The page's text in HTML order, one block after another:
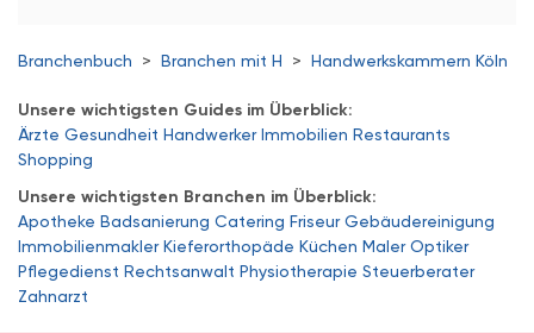
Branchenbuch > Branchen mit H > Handwerkskammern Köln
Unsere wichtigsten Guides im Überblick:
Ärzte Gesundheit Handwerker Immobilien Restaurants
Shopping
Unsere wichtigsten Branchen im Überblick:
Apotheke Badsanierung Catering Friseur Gebäudereinigung
Immobilienmakler Kieferorthopäde Küchen Maler Optiker
Pflegedienst Rechtsanwalt Physiotherapie Steuerberater
Zahnarzt